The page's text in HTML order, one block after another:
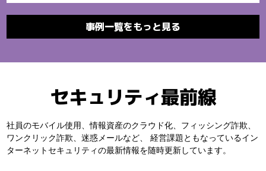
事例一覧をもっと見る
セキュリティ最前線
社員のモバイル使用、情報資産のクラウド化、フィッシング詐欺、
ワンクリック詐欺、迷惑メールなど、
経営課題ともなっているイン
ターネットセキュリティの最新情報を随時更新しています。